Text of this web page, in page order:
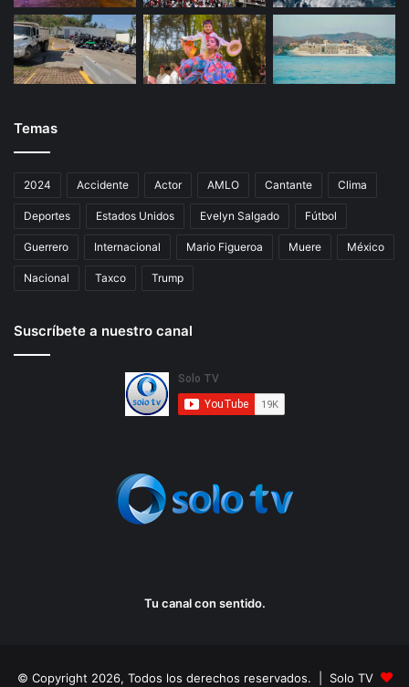
Temas
2024 Accidente Actor AMLO Cantante Clima
Deportes Estados Unidos Evelyn Salgado Fútbol
Guerrero Internacional Mario Figueroa Muere México
Nacional Taxco Trump
Suscríbete a nuestro canal
Tu canal con sentido.
© Copyright 2026, Todos los derechos reservados. | Solo TV